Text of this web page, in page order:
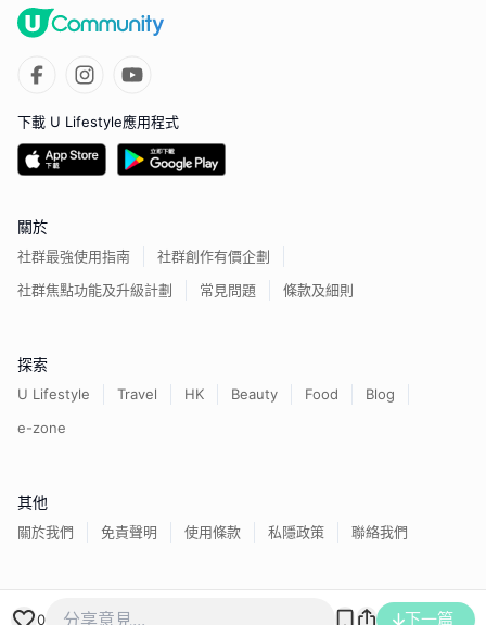
0 下一篇
下載 U Lifestyle應用程式
關於
社群最強使用指南
社群創作有價企劃
社群焦點功能及升級計劃
常見問題 條款及細則
探索
U Lifestyle Travel HK Beauty Food
Blog
e-zone
其他
關於我們 免責聲明 使用條款 私隱政策 聯絡我們
香港經濟日報版權所有©